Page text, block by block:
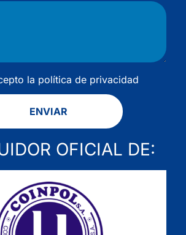
la política de privacidad
ENVIAR
OFICIAL DE: